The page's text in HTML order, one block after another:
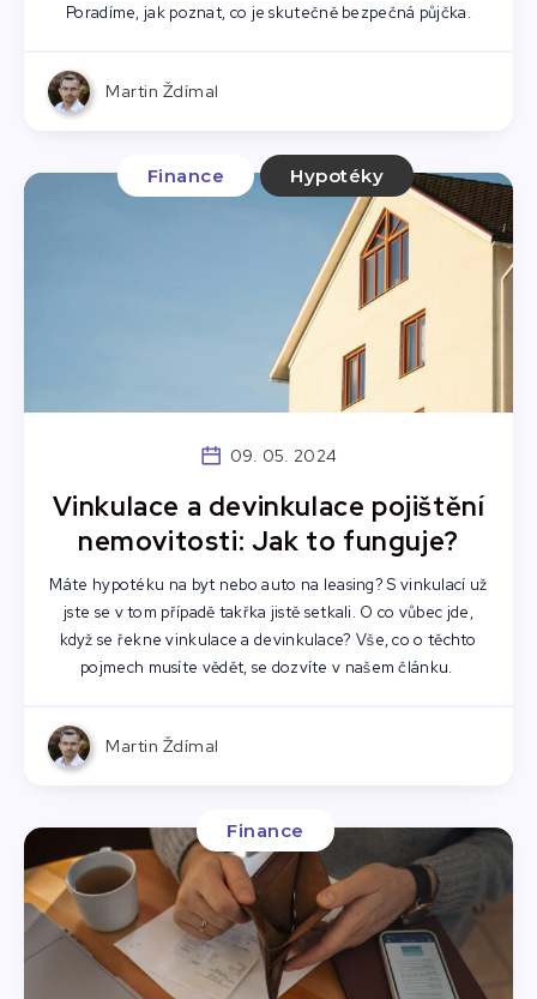
Poradíme, jak poznat, co je skutečně bezpečná půjčka.
Martin Ždímal
Finance Hypotéky
09. 05. 2024
Vinkulace a devinkulace pojištění
nemovitosti: Jak to funguje?
Máte hypotéku na byt nebo auto na leasing? S vinkulací už
jste se v tom případě takřka jistě setkali. O co vůbec jde,
když se řekne vinkulace a devinkulace? Vše, co o těchto
pojmech musíte vědět, se dozvíte v našem článku.
Martin Ždímal
Finance